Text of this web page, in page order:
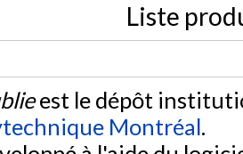
Liste
est le dépôt
Montréal.